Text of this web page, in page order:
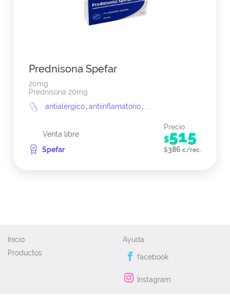
Prednisona Spefar
20mg
Prednisona 20mg
antialérgico,antiinflamatorio,
Venta libre
Spefar
Precio
$515
$386 c/rec.
Inicio
Productos
Ayuda
facebook
Instagram